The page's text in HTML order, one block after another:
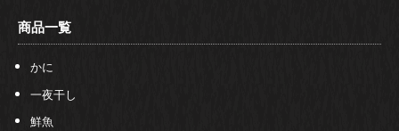
商品一覧
かに
一夜干し
鮮魚